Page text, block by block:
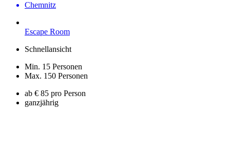
Chemnitz
Escape Room
Schnellansicht
Min. 15 Personen
Max. 150 Personen
ab € 85 pro Person
ganzjährig